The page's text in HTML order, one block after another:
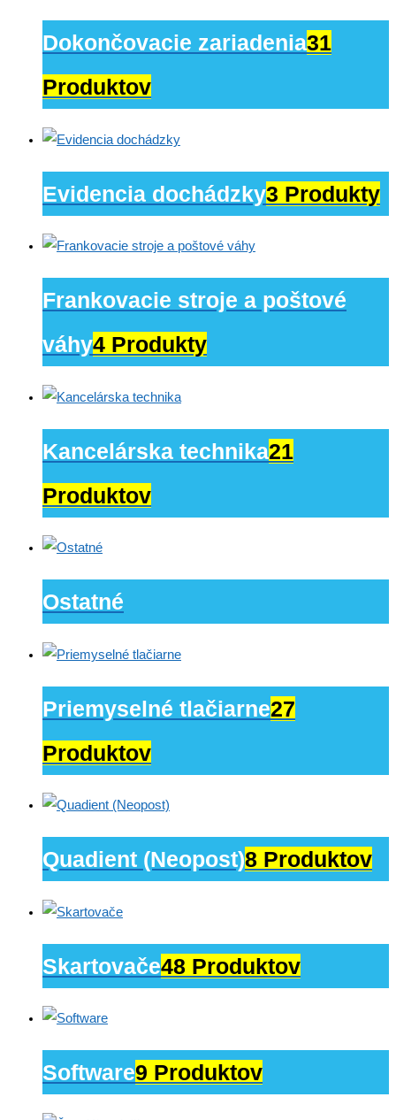
Dokončovacie zariadenia31
Produktov
Evidencia dochádzky3 Produkty
Frankovacie stroje a poštové
váhy4 Produkty
Kancelárska technika21
Produktov
Ostatné
Priemyselné tlačiarne27
Produktov
Quadient (Neopost)8 Produktov
Skartovače48 Produktov
Software9 Produktov